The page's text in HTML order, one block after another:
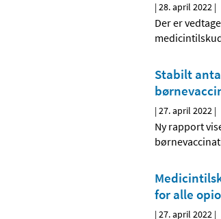
|28. april 2022 |
Der er
Stabilt
|27. april 2022 |
Ny rapport
for alle
|27. april 2022 |